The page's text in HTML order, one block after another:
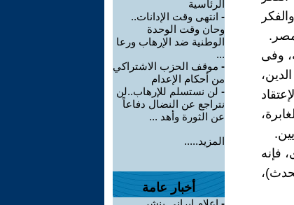
وفى
فإنه
الرئاسية
- انتهى وقت الإدانات..
وحان وقت الوحدة
الوطنية ضد الإرهاب ورعا
...
- موقف الحزب الاشتراكي
من أحكام الإعدام
- لن نستسلم للإرهاب..لن
نتراجع عن النضال دفاعاً
عن الثورة وأهد ...
المزيد.....
أخبار عامة